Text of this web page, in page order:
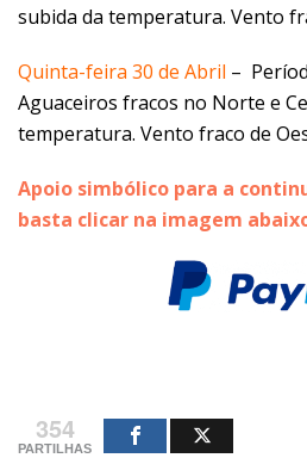
subida da temperatura. Vento
Quinta-feira 30 de Abril –
Aguaceiros fracos no Norte e
temperatura. Vento fraco de
Apoio simbólico para a
basta clicar na imagem
354
PARTILHAS